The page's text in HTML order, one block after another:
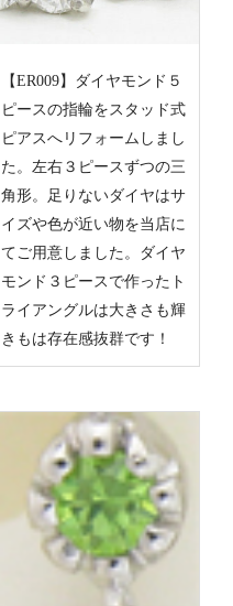
【ER009】ダイヤモンド５
ピースの指輪をスタッド式
ピアスへリフォームしまし
た。左右３ピースずつの三
角形。足りないダイヤはサ
イズや色が近い物を当店に
てご用意しました。ダイヤ
モンド３ピースで作ったト
ライアングルは大きさも輝
きもは存在感抜群です！